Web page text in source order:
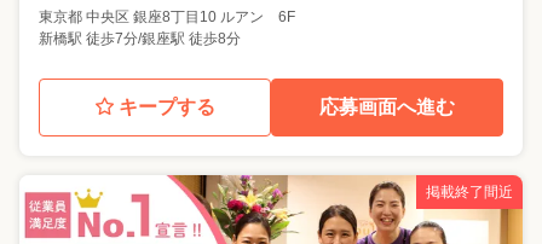
東京都 中央区 銀座8丁目10 ルアン 6F
新橋駅 徒歩7分/銀座駅 徒歩8分
キープする 応募画面へ進む
掲載終了間近